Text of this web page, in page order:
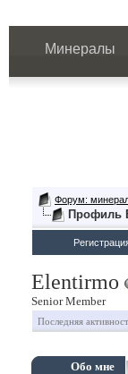
Минералы
Форум:
Профиль
Elentirmo
Senior Member
Последняя
Обо мне